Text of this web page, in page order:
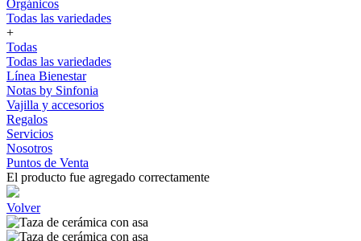
Orgánicos
Todas las variedades
+
Todas
Todas las variedades
Línea Bienestar
Notas by Sinfonia
Vajilla y accesorios
Regalos
Servicios
Nosotros
Puntos de Venta
El producto fue agregado correctamente
Volver